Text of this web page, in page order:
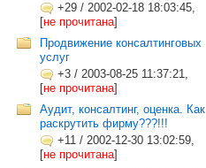
+29 / 2002-02-18 18:03:45,
[не прочитана]
Продвижение консалтинговых
услуг
+3 / 2003-08-25 11:37:21,
[не прочитана]
Аудит, консалтинг, оценка. Как
раскрутить фирму???!!!
+11 / 2002-12-30 13:02:59,
[не прочитана]